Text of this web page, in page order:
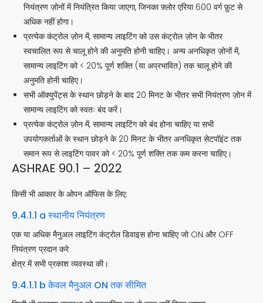
नियंत्रण ज़ोनों में नियंत्रित किया जाएगा, जिनका फ़्लोर एरिया 600 वर्ग फ़ुट से
अधिक नहीं होगा।
प्रत्येक कंट्रोल ज़ोन में, सामान्य लाइटिंग को उस कंट्रोल ज़ोन के भीतर
स्वचालित रूप से चालू होने की अनुमति होनी चाहिए। अन्य अनधिकृत ज़ोनों में,
सामान्य लाइटिंग को < 20% पूर्ण शक्ति (या अप्रभावित) तक चालू होने की
अनुमति होनी चाहिए।
सभी ऑक्युपेंट्स के स्थान छोड़ने के बाद 20 मिनट के भीतर सभी नियंत्रण ज़ोन में
सामान्य लाइटिंग को स्वतः बंद करें।
प्रत्येक कंट्रोल ज़ोन में, सामान्य लाइटिंग को बंद होना चाहिए या सभी
उपयोगकर्ताओं के स्थान छोड़ने के 20 मिनट के भीतर अनधिकृत सेटपॉइंट तक
समान रूप से लाइटिंग पावर को < 20% पूर्ण शक्ति तक कम करना चाहिए।
ASHRAE 90.1 – 2022
किसी भी आकार के ओपन ऑफिस के लिए:
9.4.1.1 a स्थानीय नियंत्रण
एक या अधिक मैनुअल लाइटिंग कंट्रोल डिवाइस होना चाहिए जो ON और OFF
नियंत्रण प्रदान करे
क्षेत्र में सभी प्रकाश व्यवस्था की।
9.4.1.1 b केवल मैनुअल ON तक सीमित